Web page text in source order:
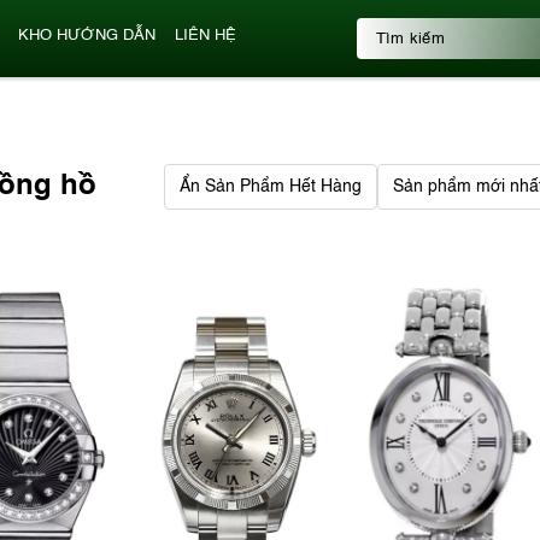
KHO HƯỚNG DẪN LIÊN HỆ
hồ Ẩn Sản Phẩm Hết Hàng Sản phẩm mới